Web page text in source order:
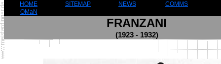
HOME SITEMAP NEWS
COMMS
OMaN
FRANZANI
(1923 - 1932)